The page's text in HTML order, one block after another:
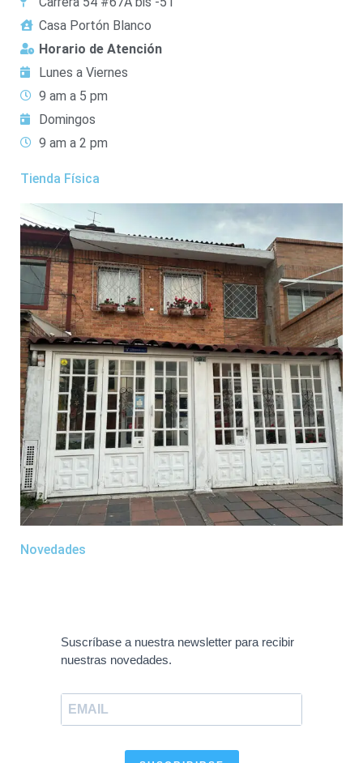
Casa Portón Blanco
Horario de Atención
Lunes a Viernes
9 am a 5 pm
Domingos
9 am a 2 pm
Tienda Física
Novedades
Suscríbase a nuestra newsletter para recibir
nuestras novedades.